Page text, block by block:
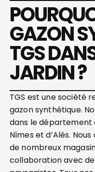
GAZON
TGS
JARDIN ?
TGS est une société
gazon synthétique.
dans le département
Nîmes et d’Alès.
de nombreux
collaboration avec